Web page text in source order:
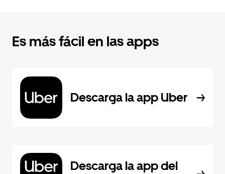
Es más fácil en las apps
Descarga la app Uber
Descarga la app del